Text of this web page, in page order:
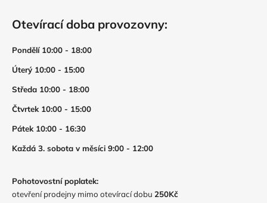
Otevírací doba provozovny:
Pondělí 10:00 - 18:00
Úterý 10:00 - 15:00
Středa 10:00 - 18:00
Čtvrtek 10:00 - 15:00
Pátek 10:00 - 16:30
Každá 3. sobota v měsíci 9:00 - 12:00
Pohotovostní poplatek:
otevření prodejny mimo otevírací dobu 250Kč